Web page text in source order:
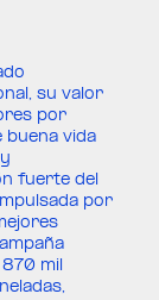
su valor
por
buena vida
fuerte del
por
mil